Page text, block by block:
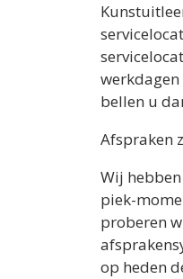
bellen u
Afspraken
Wij
piek-
proberen
op heden